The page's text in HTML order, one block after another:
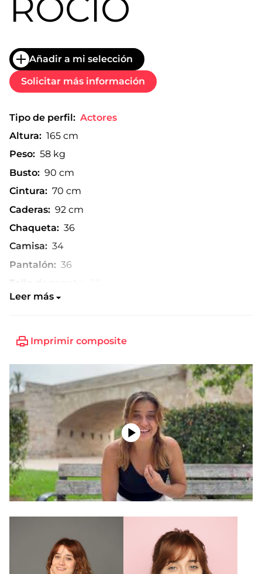
Añadir a mi selección
Solicitar más información
Tipo de perfil: Actores
Altura: 165 cm
Peso: 58 kg
Busto: 90 cm
Cintura: 70 cm
Caderas: 92 cm
Chaqueta: 36
Camisa: 34
Pantalón: 36
Leer más
Imprimir composite